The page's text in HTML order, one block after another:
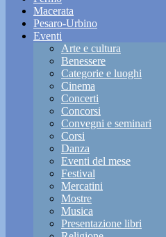
Macerata
Pesaro-Urbino
Eventi
Arte e cultura
Benessere
Categorie e luoghi
Cinema
Concerti
Concorsi
Convegni e seminari
Corsi
Danza
Eventi del mese
Festival
Mercatini
Mostre
Musica
Presentazione libri